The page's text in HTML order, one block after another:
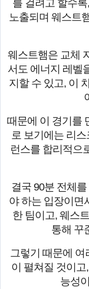
를 걸려고 할수
노출되며 웨스트
웨스트햄은 교체
서도 에너지 레벨
지할 수 있고, 이
때문에 이 경기를
로 보기에는 리
런스를 합리적으
결국 90분 전체
야 하는 입장이면
한 팀이고, 웨스
통해 꾸
그렇기 때문에 여
이 펼쳐질 것이
능성